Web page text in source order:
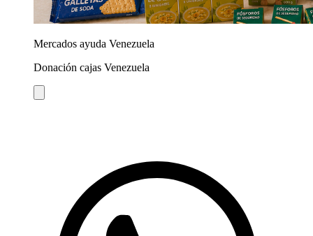
Mercados ayuda Venezuela
Donación cajas Venezuela